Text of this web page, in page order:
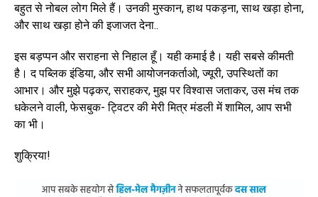
बहुत से नोबल लोग मिले हैं। उनकी मुस्कान, हाथ पकड़ना, साथ खड़ा होना,
और साथ खड़ा होने की इजाजत देना..
इस बड़प्पन और सराहना से निहाल हूँ। यही कमाई है। यही सबसे कीमती
है। द पब्लिक इंडिया, और सभी आयोजनकर्ताओ, ज्यूरी, उपस्थितों का
आभार। और मुझे पढ़कर, सराहकर, मुझ पर विश्वास जताकर, उस मंच तक
धकेलने वाली, फेसबुक- ट्विटर की मेरी मित्र मंडली में शामिल, आप सभी
का भी।
शुक्रिया!